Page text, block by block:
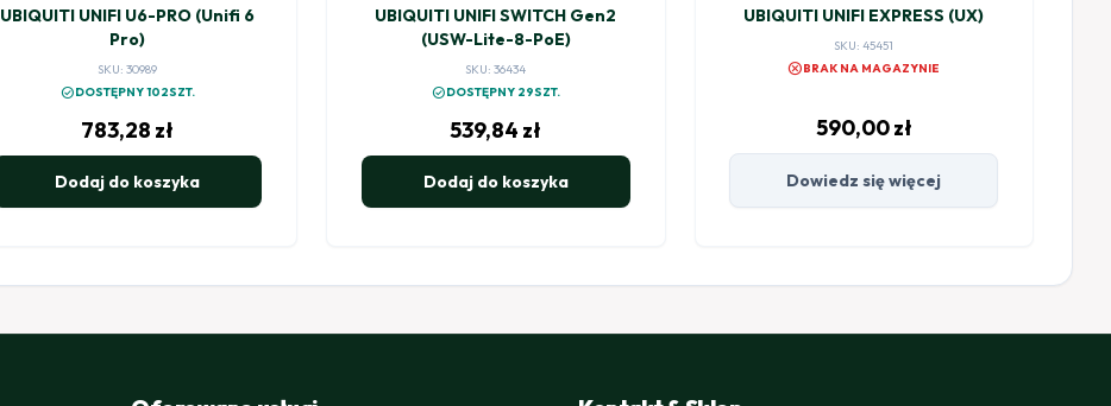
UBIQUITI UNIFI U6-PRO (Unifi 6
Pro)
SKU: 30989
check_circleDOSTĘPNY 102SZT.
783,28 zł
Dodaj do koszyka
UBIQUITI UNIFI SWITCH Gen2
(USW-Lite-8-PoE)
SKU: 36434
check_circleDOSTĘPNY 29SZT.
539,84 zł
Dodaj do koszyka
UBIQUITI UNIFI EXPRESS (UX)
SKU: 45451
cancelBRAK NA MAGAZYNIE
590,00zł
Dowiedz się więcej